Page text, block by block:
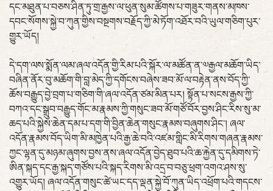
དང་མཐུན་པ་བཅས་ཤིན་ཏུ་གྲ་རྒྱས་ལ་ཕུན་སུམ་ཚོགས་པ་གཟུར་གནས་མཁས་
དབང་སོགས་སྐྱེ་བ་ཀུན་གྱིས་བསྔགས་བརྗོད་ཀྱི་མེ་ཏོག་འཐོར་བའི་ཡུལ་གཅིག་པུར་
གྱུར་ཡོད།
དེ་དག་ལས་སྨོན་ལམ་ཞལ་འདོན་གྱི་རིམ་པའི་སྐོར་ལ་མཚོན་ན་༧རྒྱལ་མཆོག་ཡིད་
བཞིན་ནོར་བུ་མཆོག་གི་བླ་མེད་ཀྱི་དགོངས་བཞེས་ཟབ་མོ་ལ་བརྟེན་ནས་བོད་ཀྱི་
ཆོས་བརྒྱུད་བྱེ་བྲག་པ་གཅིག་གི་ཞལ་འདོན་ཙམ་མིན་པར། སྟོན་པ་སངས་རྒྱས་ཀྱི་
བཀའ་དང་སྒྲུབ་བརྒྱུད་གོང་མ་རྣམས་ཀྱི་གསུང་ཟབ་མོ་གཙོ་བོར་བྱས་ཤིང་རིས་སུ་མ་
ཆད་པའི་སྐྱེས་ཆེན་དམ་པ་དག་གི་བྱིན་ཆེན་གསུང་རྣམས་བཞུགས་ཤིང་། ཞལ་
འདོན་རྣམས་བོད་ཡིག་མི་མཁྱེན་པའི་རྒྱ་ཆེ་བའི་འཛམ་གླིང་མི་རིགས་གཞན་རྣམས་
ཀྱང་ལྷན་དུ་མཉམ་ཞུགས་བྱས་ནས་ཞལ་འདོན་བྱེད་ཐུབ་པའི་ཆ་རྐྱེན་དུ་དམིགས་ཏེ་
ཨིན་སྐད་དང་རྒྱ་སྐད་གཙོས་པའི་སྐད་རིགས་མི་འདྲ་བ་བཅུ་ཕྲག་འགའ་ཤས་སུ་
འགྱུར་ཡོད། ཞལ་འདོན་གསུང་ཚེ་ཡང་དད་ལྡན་སྐྱེ་བོ་ཀུན་ཡིད་འཕྲོག་པའི་གདངས་